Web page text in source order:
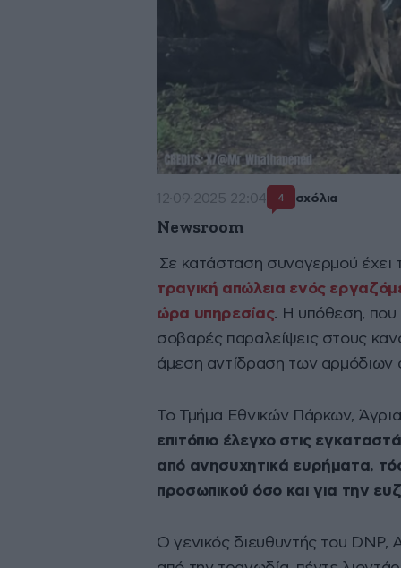
12·09·2025 22:04 4 σχόλια
Newsroom
Σε κατάσταση συναγερμού έχει
τραγική απώλεια ενός
ώρα υπηρεσίας. Η υπόθεση, που
σοβαρές παραλείψεις στους
άμεση αντίδραση των αρμόδιων
Το Τμήμα Εθνικών Πάρκων,
επιτόπιο έλεγχο στις
από ανησυχητικά ευρήματα,
προσωπικού όσο και για την
Ο γενικός διευθυντής του DNP,